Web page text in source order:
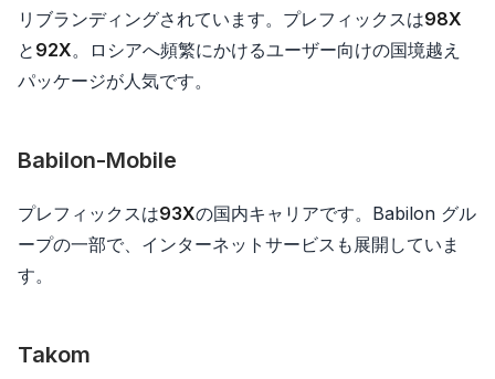
リブランディングされています。プレフィックスは98X
と 92X。ロシアへ頻繁にかけるユーザー向けの国境越え
パッケージが人気です。
Babilon-Mobile
プレフィックスは93Xの国内キャリアです。Babilon グル
ープの一部で、インターネットサービスも展開していま
す。
Takom